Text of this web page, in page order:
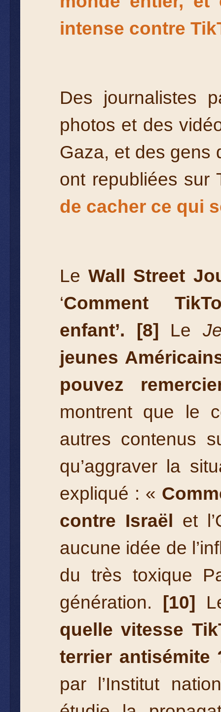
intense contre
Des journalistes
photos et des
Gaza, et des gens
ont republiées sur
de cacher ce qui
LeWall Street
‘Comment
enfant’.
[8] Le
jeunes
pouvez
montrent que le
autres contenus
qu’aggraver la
expliqué : «
contre Israël
et
aucune idée de
du très toxique
génération.
[10]
quelle vitesse
terrier antisémite
par l’Institut